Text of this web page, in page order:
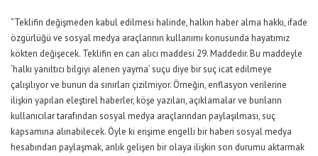
“Teklifin değişmeden kabul edilmesi halinde, halkın haber alma hakkı, ifade
özgürlüğü ve sosyal medya araçlarının kullanımı konusunda hayatımız
kökten değişecek. Teklifin en can alıcı maddesi 29. Maddedir. Bu maddeyle
‘halkı yanıltıcı bilgiyi alenen yayma’ suçu diye bir suç icat edilmeye
çalışılıyor ve bunun da sınırları çizilmiyor. Örneğin, enflasyon verilerine
ilişkin yapılan eleştirel haberler, köşe yazıları, açıklamalar ve bunların
kullanıcılar tarafından sosyal medya araçlarından paylaşılması, suç
kapsamına alınabilecek. Öyle ki erişime engelli bir haberi sosyal medya
hesabından paylaşmak, anlık gelişen bir olaya ilişkin son durumu aktarmak